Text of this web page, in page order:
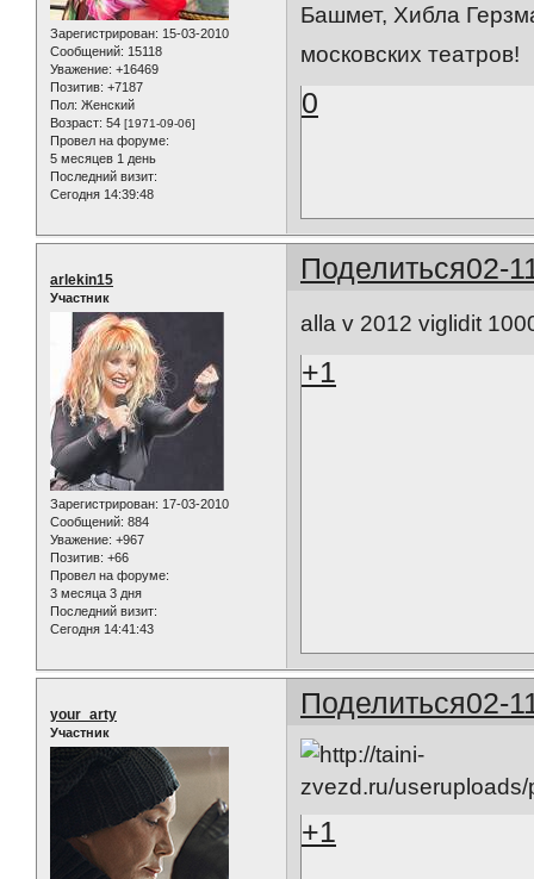
Зарегистрирован: 15-03-2010
Сообщений: 15118
Уважение: +16469
Позитив: +7187
Пол: Женский
Возраст: 54 [1971-09-06]
Провел на форуме:
5 месяцев 1 день
Последний визит:
Сегодня 14:39:48
Башмет, Хибла
московских театров!
0
Поделиться02-
arlekin15
Участник
Зарегистрирован: 17-03-2010
Сообщений: 884
Уважение: +967
Позитив: +66
Провел на форуме:
3 месяца 3 дня
Последний визит:
Сегодня 14:41:43
alla v 2012 viglidit
+1
Поделиться02-
your_arty
Участник
+1